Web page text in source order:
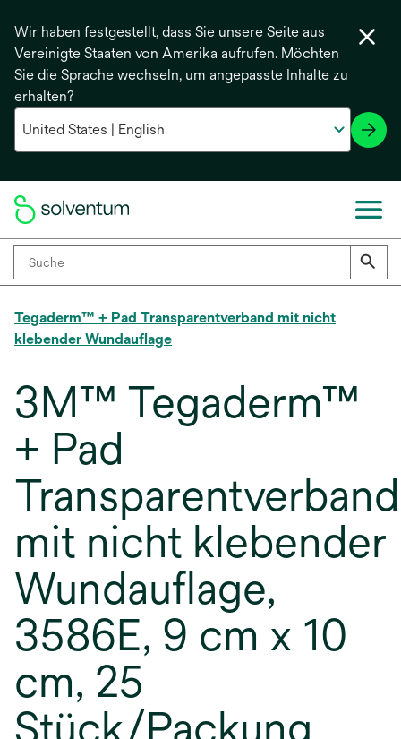
Wir haben festgestellt, dass Sie unsere Seite aus
Vereinigte Staaten von Amerika aufrufen. Möchten
Sie die Sprache wechseln, um angepasste Inhalte zu
erhalten?
Tegaderm™ + Pad Transparentverband mit nicht
klebender Wundauflage
3M™ Tegaderm™
+ Pad
Transparentverband
mit nicht klebender
Wundauflage,
3586E, 9 cm x 10
cm, 25
Stück/Packung